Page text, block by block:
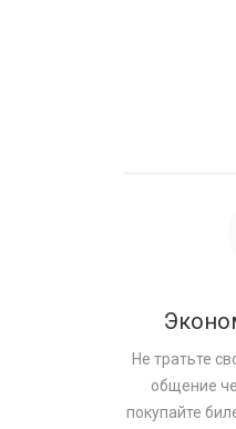
Не тратьте
общение
покупайте